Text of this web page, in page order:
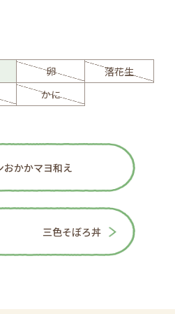
卵
落花生
かに
おかかマヨ和え
三色そぼろ丼